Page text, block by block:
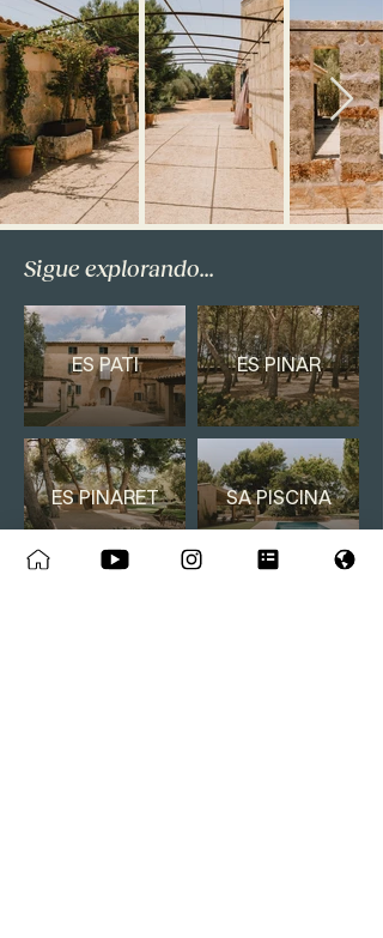
Sigue explorando...
ES PATI ES PINAR
ES PINARET SA PISCINA